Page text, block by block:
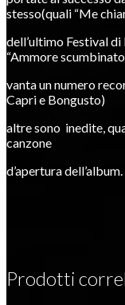
stesso(quali “Me
dell’ultimo Festival
“Ammore
vanta un numero
Capri e Bongusto)
altre sono inedite,
canzone
d’apertura dell’album.
Prodotti